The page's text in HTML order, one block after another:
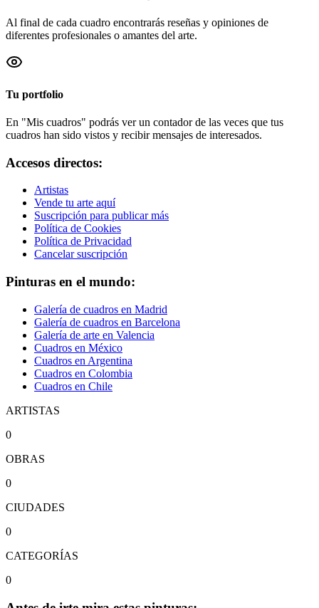
Al final de cada cuadro encontrarás reseñas y opiniones de
diferentes profesionales o amantes del arte.
Tu portfolio
En "Mis cuadros" podrás ver un contador de las veces que tus
cuadros han sido vistos y recibir mensajes de interesados.
Accesos directos:
Artistas
Vende tu arte aquí
Suscripción para publicar más
Política de Cookies
Política de Privacidad
Cancelar suscripción
Pinturas en el mundo:
Galería de cuadros en Madrid
Galería de cuadros en Barcelona
Galería de arte en Valencia
Cuadros en México
Cuadros en Argentina
Cuadros en Colombia
Cuadros en Chile
ARTISTAS
0
OBRAS
0
CIUDADES
0
CATEGORÍAS
0